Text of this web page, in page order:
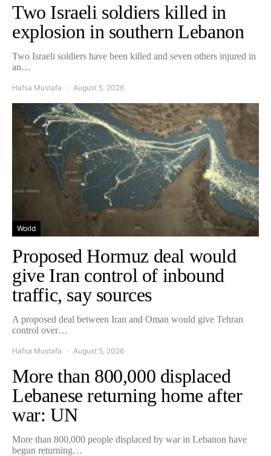
Two Israeli soldiers killed in
explosion in southern Lebanon
Two Israeli soldiers have been killed and seven others injured in
an…
Hafsa Mustafa August 5, 2026
World
Proposed Hormuz deal would
give Iran control of inbound
traffic, say sources
A proposed deal between Iran and Oman would give Tehran
control over…
Hafsa Mustafa August 5, 2026
More than 800,000 displaced
Lebanese returning home after
war: UN
More than 800,000 people displaced by war in Lebanon have
begun returning…